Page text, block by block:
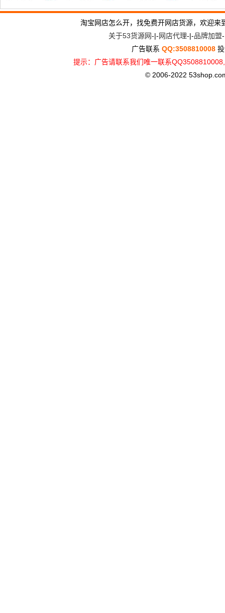
淘宝网店怎么开，找免费开网店货源，欢迎
关于53货源网-|-网店代理-|-品牌加盟
广告联系 QQ:3508810008
提示：广告请联系我们唯一联系
© 2006-2022